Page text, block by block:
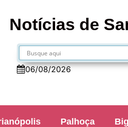
Notícias de
06/08/2026
Palhoça